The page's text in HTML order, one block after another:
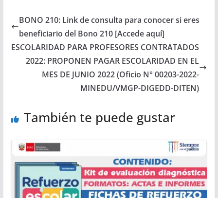
BONO 210: Link de consulta para conocer si eres
beneficiario del Bono 210 [Accede aquí]
ESCOLARIDAD PARA PROFESORES CONTRATADOS
2022: PROPONEN PAGAR ESCOLARIDAD EN EL
MES DE JUNIO 2022 (Oficio N° 00203-2022-
MINEDU/VMGP-DIGEDD-DITEN)
También te puede gustar